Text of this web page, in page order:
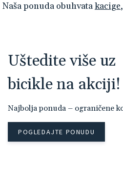
Naša ponuda obuhvatakacige,
Uštedite više uz
bicikle na akciji!
Najbolja ponuda – ograničene
POGLEDAJTE PONUDU